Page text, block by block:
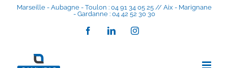
Marseille - Aubagne - Toulon : 04 91 34 05 25 // Aix - Marignane
- Gardanne : 04 42 52 30 30
FacebookLinkedInInstagram